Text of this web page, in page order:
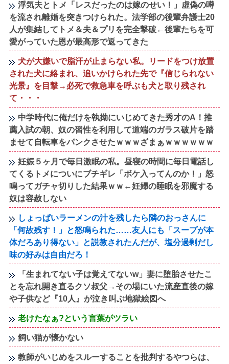
浮気夫とトメ「レスだったのは嫁のせい！」虚偽の噂
を流され離婚を突きつけられた。法学部の後輩弁護士20
人が集結してトメ＆夫＆プリを完全撃破←後輩たちを可
愛がっていた恩が最高形で返ってきた
犬が大嫌いで脂汗が止まらない私。リードをつけ放置
された犬に絡まれ、追いかけられた先で『信じられない
光景』を目撃→必死で救急車を呼ぶも犬と取り残され
て・・・
中学時代に俺だけを執拗にいじめてきた秀才のA！推
薦入試の朝、奴の習性を利用して道端のガラス破片を踏
ませて自転車をパンクさせたｗｗｗざまぁｗｗｗｗｗｗ
妊娠５ヶ月で毎日激眠の私。昼寝の時間に毎日電話し
てくるトメについにブチギレ「ボケ入ってんのか！」怒
鳴ってガチャ切りした結果ｗｗ←妊婦の睡眠を邪魔する
奴は容赦しない
しょっぱいラーメンの汁を残したら隣のおっさんに
「何故残す！」と怒鳴られた……友人にも「スープが本
体だろあり得ない」と説教されたんだが、塩分過剰だし
味の好みは自由だろ！
「生まれてない子は覚えてないw」妻に堕胎させたこ
とを忘れ開き直るクソ叔父→その場にいた流産直後の嫁
や子供など『10人』が泣き叫ぶ地獄絵図へ
老けたなぁ?という言葉がツラい
飼い猫が懐かない
教師がいじめをスルーすることを批判するやつらは、